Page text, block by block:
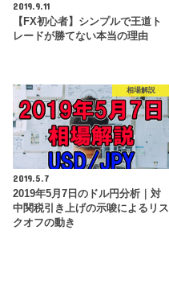
2019.9.11
【FX初心者】シンプルで王道ト
レードが勝てない本当の理由
相場解説
2019.5.7
2019年5月7日のドル円分析｜対
中関税引き上げの示唆によるリス
クオフの動き